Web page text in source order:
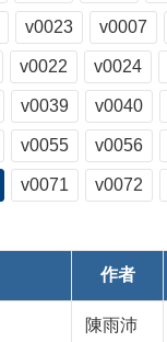
v0023 v0007
v0022 v0024
v0039 v0040
v0055 v0056
v0071 v0072
作者
陳雨沛